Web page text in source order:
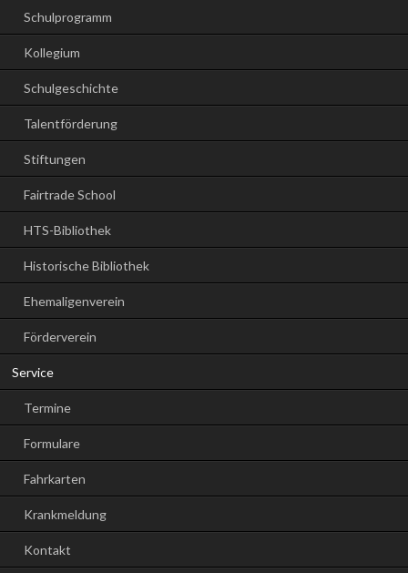
Schulprogramm
Kollegium
Schulgeschichte
Talentförderung
Stiftungen
Fairtrade School
HTS-Bibliothek
Historische Bibliothek
Ehemaligenverein
Förderverein
Service
Termine
Formulare
Fahrkarten
Krankmeldung
Kontakt